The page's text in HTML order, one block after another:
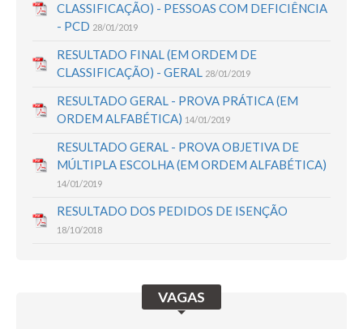
CLASSIFICAÇÃO) - PESSOAS COM DEFICIÊNCIA
- PCD 28/01/2019
RESULTADO FINAL (EM ORDEM DE
CLASSIFICAÇÃO) - GERAL 28/01/2019
RESULTADO GERAL - PROVA PRÁTICA (EM
ORDEM ALFABÉTICA) 14/01/2019
RESULTADO GERAL - PROVA OBJETIVA DE
MÚLTIPLA ESCOLHA (EM ORDEM ALFABÉTICA)
14/01/2019
RESULTADO DOS PEDIDOS DE ISENÇÃO
18/10/2018
VAGAS